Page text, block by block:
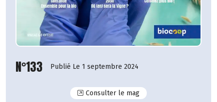
N°133 Publié Le 1 septembre 2024
Consulter le magN°133